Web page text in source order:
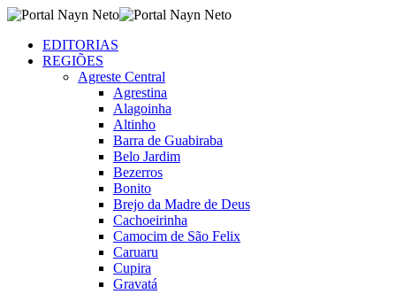
EDITORIAS
REGIÕES
Agreste Central
Agrestina
Alagoinha
Altinho
Barra de Guabiraba
Belo Jardim
Bezerros
Bonito
Brejo da Madre de Deus
Cachoeirinha
Camocim de São Felix
Caruaru
Cupira
Gravatá